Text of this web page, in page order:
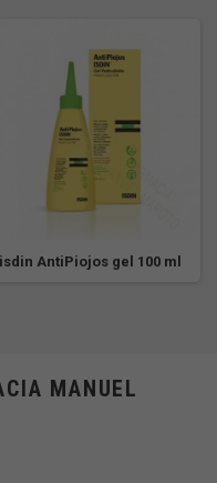
isdin AntiPiojos gel 100 ml
MANUEL